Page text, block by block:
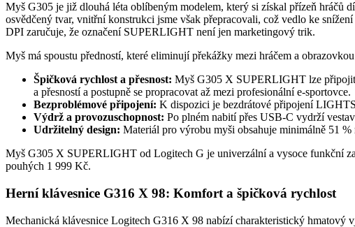
Myš G305 je již dlouhá léta oblíbeným modelem, který si získal přízeň hráčů
osvědčený tvar, vnitřní konstrukci jsme však přepracovali, což vedlo ke
DPI zaručuje, že označení SUPERLIGHT není jen marketingový trik.
Myš má spoustu předností, které eliminují překážky mezi hráčem a
Špičková rychlost a přesnost: Myš G305 X SUPERLIGHT lze připojit
a přesností a postupně se propracovat až mezi profesionální e-sportovce.
Bezproblémové připojení: K dispozici je bezdrátové připojení
Výdrž a provozuschopnost: Po plném nabití přes USB-C vydrží
Udržitelný design: Materiál pro výrobu myši obsahuje minimálně 51
Myš G305 X SUPERLIGHT od Logitech G je univerzální a vysoce funkční
pouhých 1 999 Kč.
Herní klávesnice G316 X 98: Komfort a špičková rychlost
Mechanická klávesnice Logitech G316 X 98 nabízí charakteristický hmatový